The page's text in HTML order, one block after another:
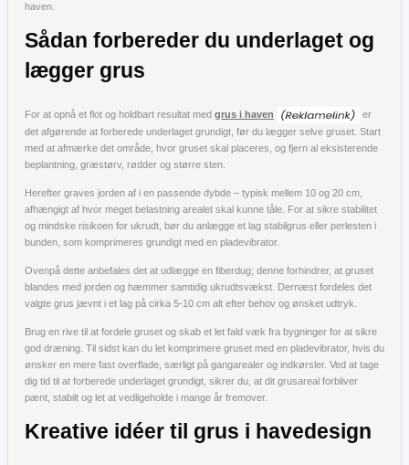
haven.
Sådan forbereder du underlaget og
lægger grus
For at opnå et flot og holdbart resultat med grus i haven
er
det afgørende at forberede underlaget grundigt, før du lægger selve gruset. Start
med at afmærke det område, hvor gruset skal placeres, og fjern al eksisterende
beplantning, græstørv, rødder og større sten.
Herefter graves jorden af i en passende dybde – typisk mellem 10 og 20 cm,
afhængigt af hvor meget belastning arealet skal kunne tåle. For at sikre stabilitet
og mindske risikoen for ukrudt, bør du anlægge et lag stabilgrus eller perlesten i
bunden, som komprimeres grundigt med en pladevibrator.
Ovenpå dette anbefales det at udlægge en fiberdug; denne forhindrer, at gruset
blandes med jorden og hæmmer samtidig ukrudtsvækst. Dernæst fordeles det
valgte grus jævnt i et lag på cirka 5-10 cm alt efter behov og ønsket udtryk.
Brug en rive til at fordele gruset og skab et let fald væk fra bygninger for at sikre
god dræning. Til sidst kan du let komprimere gruset med en pladevibrator, hvis du
ønsker en mere fast overflade, særligt på gangarealer og indkørsler. Ved at tage
dig tid til at forberede underlaget grundigt, sikrer du, at dit grusareal forbliver
pænt, stabilt og let at vedligeholde i mange år fremover.
Kreative idéer til grus i havedesign